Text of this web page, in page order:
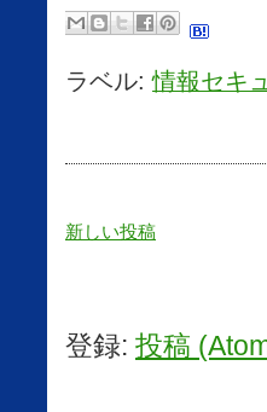
ラベル:情報セキ
新しい投稿
登録: 投稿